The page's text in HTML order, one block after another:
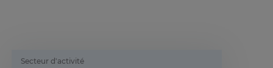
Secteur d'activité